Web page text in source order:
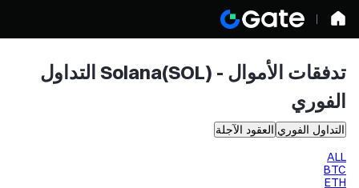
تدفقات الأموال - Solana(SOL) التداول
الفوري
التداول الفوري العقود الآجلة
ALL
BTC
ETH